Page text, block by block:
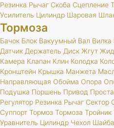
Резинка Рычаг Скоба Сцепление
Усилитель Цилиндр Шаровая
Тормоза
Бачок Блок Вакуумный Вал Вилка
Датчик Держатель Диск Жгут
Камера Клапан Клин Колодка
Кронштейн Крышка Манжета
Направляющая Обойма Опора
Подушка Поршень Привод
Регулятор Резинка Рычаг Сектор
Суппорт Тормоз Тормоза Тройник
Уравнитель Цилиндр Чехол Шайба